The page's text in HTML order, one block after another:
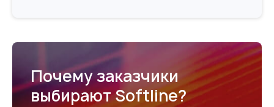
Почему заказчики
выбирают Softline?